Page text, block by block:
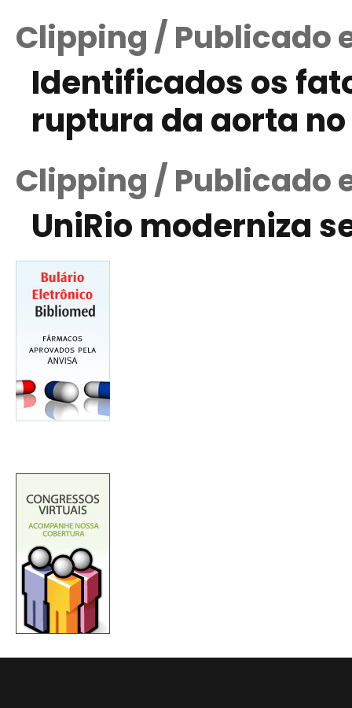
Clipping / Publicado
Identificados os
ruptura da aorta
Clipping / Publicado
UniRio moderniza